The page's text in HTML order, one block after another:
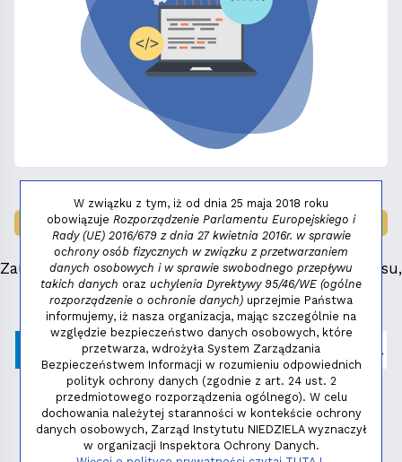
LAUREAT NAGRODY:MAŁY FENIKS 2025
Zauważyłeś błąd, masz propozycje dotyczące serwisu,
napisz:niezbednik@niedziela.pl
Polityka prywatności
W związku z tym, iż od dnia 25 maja 2018 roku
obowiązuje Rozporządzenie Parlamentu Europejskiego i
Rady (UE) 2016/679 z dnia 27 kwietnia 2016r. w sprawie
ochrony osób fizycznych w związku z przetwarzaniem
danych osobowych i w sprawie swobodnego przepływu
takich danych oraz uchylenia Dyrektywy 95/46/WE (ogólne
rozporządzenie o ochronie danych) uprzejmie Państwa
informujemy, iż nasza organizacja, mając szczególnie na
względzie bezpieczeństwo danych osobowych, które
przetwarza, wdrożyła System Zarządzania
Bezpieczeństwem Informacji w rozumieniu odpowiednich
polityk ochrony danych (zgodnie z art. 24 ust. 2
przedmiotowego rozporządzenia ogólnego). W celu
dochowania należytej staranności w kontekście ochrony
danych osobowych, Zarząd Instytutu NIEDZIELA wyznaczył
w organizacji Inspektora Ochrony Danych.